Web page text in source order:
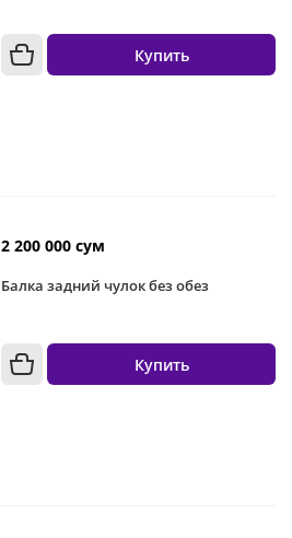
Купить
2 200 000 сум
Балка задний чулок без обез
Купить